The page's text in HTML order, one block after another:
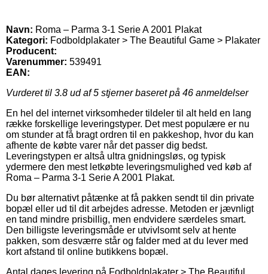
Navn: Roma – Parma 3-1 Serie A 2001 Plakat
Kategori: Fodboldplakater > The Beautiful Game > Plakater
Producent:
Varenummer: 539491
EAN:
Vurderet til 3.8 ud af 5 stjerner baseret på 46 anmeldelser
En hel del internet virksomheder tildeler til alt held en lang
række forskellige leveringstyper. Det mest populære er nu
om stunder at få bragt ordren til en pakkeshop, hvor du kan
afhente de købte varer når det passer dig bedst.
Leveringstypen er altså ultra gnidningsløs, og typisk
ydermere den mest letkøbte leveringsmulighed ved køb af
Roma – Parma 3-1 Serie A 2001 Plakat.
Du bør alternativt påtænke at få pakken sendt til din private
bopæl eller ud til dit arbejdes adresse. Metoden er jævnligt
en tand mindre prisbillig, men endvidere særdeles smart.
Den billigste leveringsmåde er utvivlsomt selv at hente
pakken, som desværre står og falder med at du lever med
kort afstand til online butikkens bopæl.
Antal dages levering på Fodboldplakater > The Beautiful